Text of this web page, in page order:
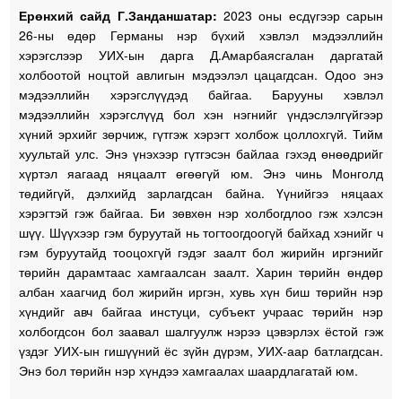
Ерөнхий сайд Г.Занданшатар: 2023 оны есдүгээр сарын
26-ны өдөр Германы нэр бүхий хэвлэл мэдээллийн
хэрэгслээр УИХ-ын дарга Д.Амарбаясгалан даргатай
холбоотой ноцтой авлигын мэдээлэл цацагдсан. Одоо энэ
мэдээллийн хэрэгслүүдэд байгаа. Барууны хэвлэл
мэдээллийн хэрэгслүүд бол хэн нэгнийг үндэслэлгүйгээр
хүний эрхийг зөрчиж, гүтгэж хэрэгт холбож цоллохгүй. Тийм
хуультай улс. Энэ үнэхээр гүтгэсэн байлаа гэхэд өнөөдрийг
хүртэл яагаад няцаалт өгөөгүй юм. Энэ чинь Монголд
төдийгүй, дэлхийд зарлагдсан байна. Үүнийгээ няцаах
хэрэгтэй гэж байгаа. Би зөвхөн нэр холбогдлоо гэж хэлсэн
шүү. Шүүхээр гэм буруутай нь тогтоогдоогүй байхад хэнийг ч
гэм буруутайд тооцохгүй гэдэг заалт бол жирийн иргэнийг
төрийн дарамтаас хамгаалсан заалт. Харин төрийн өндөр
албан хаагчид бол жирийн иргэн, хувь хүн биш төрийн нэр
хүндийг авч байгаа инстуци, субъект учраас төрийн нэр
холбогдсон бол заавал шалгуулж нэрээ цэвэрлэх ёстой гэж
үздэг УИХ-ын гишүүний ёс зүйн дүрэм, УИХ-аар батлагдсан.
Энэ бол төрийн нэр хүндээ хамгаалах шаардлагатай юм.